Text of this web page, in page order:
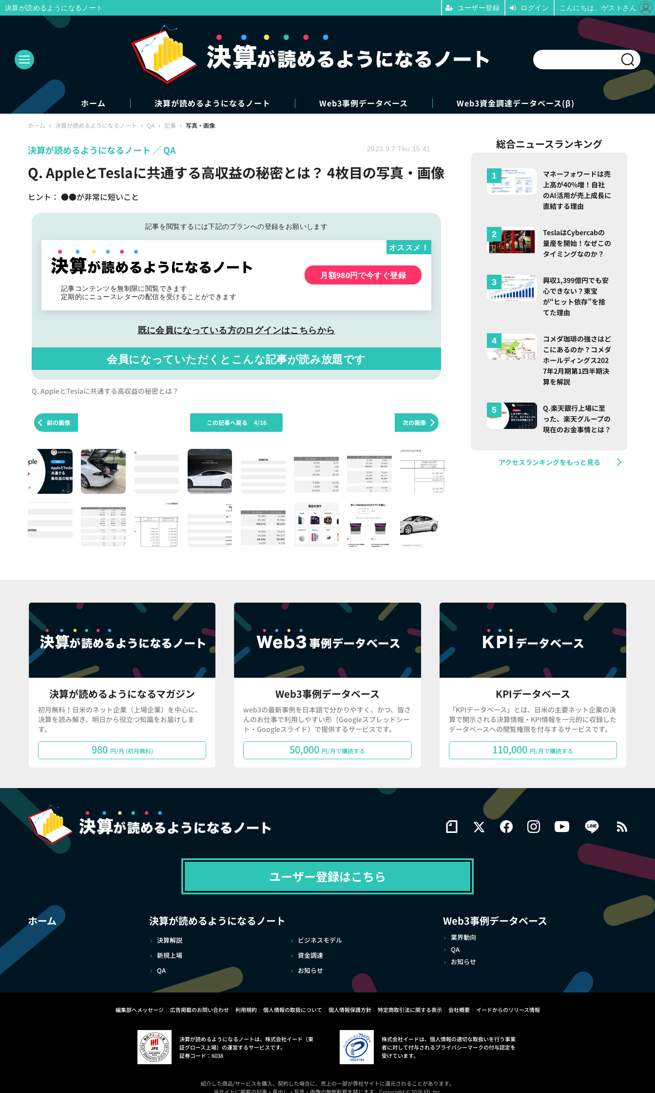
ホーム 決算が読めるようになるノート Web3事例データベース Web3資金調達データベース(β)
ホーム › 決算が読めるようになるノート › QA › 記事 › 写真・画像
Q. AppleとTeslaに共通する高収益の秘密とは？ 4枚目の写真・画像
ヒント： ●●が非常に短いこと
決算が読めるようになるノート QA 2023.9.7 Thu 15:41
記事を閲覧するには下記のプランへの登録をお願いします
記事コンテンツを無制限に閲覧できます
定期的にニュースレターの配信を受けることができます
オススメ！
月額980円で今すぐ登録
既に会員になっている方のログインはこちらから
会員になっていただくと こんな記事が読み放題です
Q. AppleとTeslaに共通する高収益の秘密とは？
前の画像 次の画像
この記事へ戻る 4/16
総合ニュースランキング
マネーフォワードは売
上高が40%増！自社
のAI活用が売上成長に
直結する理由
TeslaはCybercabの
量産を開始！なぜこの
タイミングなのか？
興収1,399億円でも安
心できない？東宝
が“ヒット依存”を捨
てた理由
コメダ珈琲の強さはど
こにあるのか？コメダ
ホールディングス202
7年2月期第1四半期決
算を解説
Q.楽天銀行上場に至
った、楽天グループの
現在のお金事情とは？
アクセスランキングをもっと見る
決算が読めるようになるマガジン
初月無料！日米のネット企業（上場企業）を中心に、
決算を読み解き、明日から役立つ知識をお届けしま
す。
980 円/月 (初月無料)
Web3事例データベース
web3の最新事例を日本語で分かりやすく、かつ、皆さ
んのお仕事で利用しやすい形（Googleスプレッドシー
ト・Googleスライド）で提供するサービスです。
50,000 円/月で購読する
KPIデータベース
「KPIデータベース」とは、日米の主要ネット企業の決
算で開示される決算情報・KPI情報を一元的に収録した
データベースへの閲覧権限を付与するサービスです。
110,000 円/月で購読する
ユーザー登録はこちら
ホーム 決算が読めるようになるノート
決算解説
ビジネスモデル
新規上場
資金調達
QA
お知らせ
Web3事例データベース
業界動向
QA
お知らせ
編集部へメッセージ 広告掲載のお問い合わせ 利用規約 個人情報の取扱について 個人情報保護方針 特定商取引法に関する表示 会社概要 イードからのリリース情報
決算が読めるようになるノートは、株式会社イード（東
証グロース上場）の運営するサービスです。
証券コード：6038
株式会社イードは、個人情報の適切な取扱いを行う事業
者に対して付与されるプライバシーマークの付与認定を
受けています。
紹介した商品/サービスを購入、契約した場合に、売上の一部が弊社サイトに還元されることがあります。
決算が読めるようになるノート ユーザー登録 ログイン こんにちは、ゲストさん